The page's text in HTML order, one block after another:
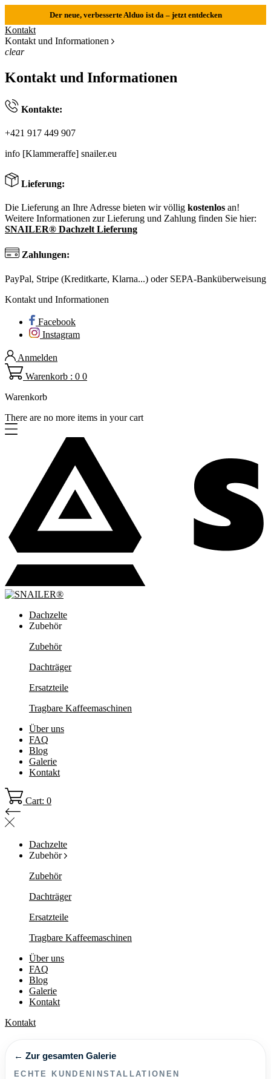
Der neue, verbesserte Alduo ist da – jetzt entdecken
Kontakt
Kontakt und Informationen
clear
Kontakt und Informationen
Kontakte:
+421 917 449 907
info [Klammeraffe] snailer.eu
Lieferung:
Die Lieferung an Ihre Adresse bieten wir völlig kostenlos an!
Weitere Informationen zur Lieferung und Zahlung finden Sie hier:
SNAILER® Dachzelt Lieferung
Zahlungen:
PayPal, Stripe (Kreditkarte, Klarna...) oder SEPA-Banküberweisung
Kontakt und Informationen
Facebook
Instagram
Anmelden
Warenkorb : 0 0
Warenkorb
There are no more items in your cart
Dachzelte
Zubehör
Zubehör
Dachträger
Ersatzteile
Tragbare Kaffeemaschinen
Über uns
FAQ
Blog
Galerie
Kontakt
Cart: 0
Dachzelte
Zubehör
Zubehör
Dachträger
Ersatzteile
Tragbare Kaffeemaschinen
Über uns
FAQ
Blog
Galerie
Kontakt
Kontakt
← Zur gesamten Galerie
ECHTE KUNDENINSTALLATIONEN